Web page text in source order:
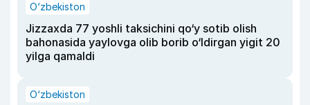
O‘zbekiston
Jizzaxda 77 yoshli taksichini qo‘y sotib olish
bahonasida yaylovga olib borib o‘ldirgan yigit 20
yilga qamaldi
O‘zbekiston